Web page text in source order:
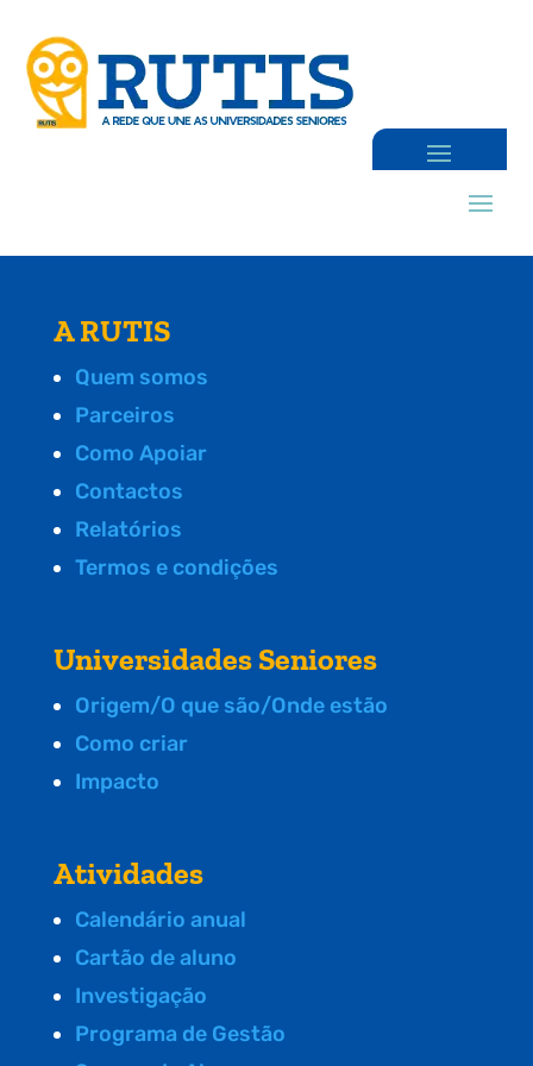
A RUTIS
Quem somos
Parceiros
Como Apoiar
Contactos
Relatórios
Termos e condições
Universidades Seniores
Origem/O que são/Onde estão
Como criar
Impacto
Atividades
Calendário anual
Cartão de aluno
Investigação
Programa de Gestão